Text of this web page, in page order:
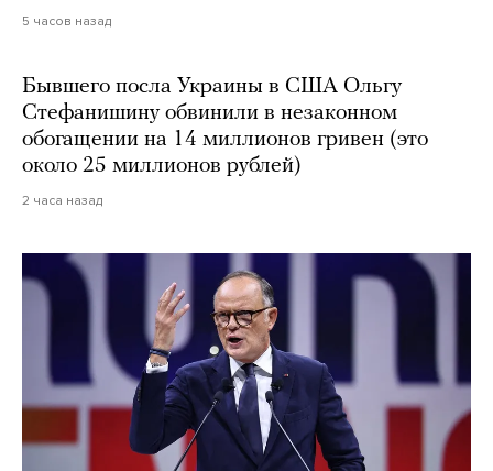
5 часов назад
Бывшего посла Украины в США Ольгу
Стефанишину обвинили в незаконном
обогащении на 14 миллионов гривен (это
около 25 миллионов рублей)
2 часа назад